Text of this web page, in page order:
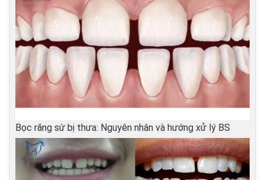
Bọc răng sứ bị thưa: Nguyên nhân và hướng xử lý BS